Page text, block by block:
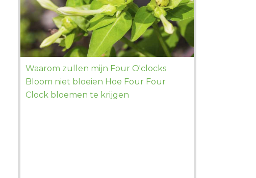
Waarom zullen mijn Four O'clocks
Bloom niet bloeien Hoe Four Four
Clock bloemen te krijgen